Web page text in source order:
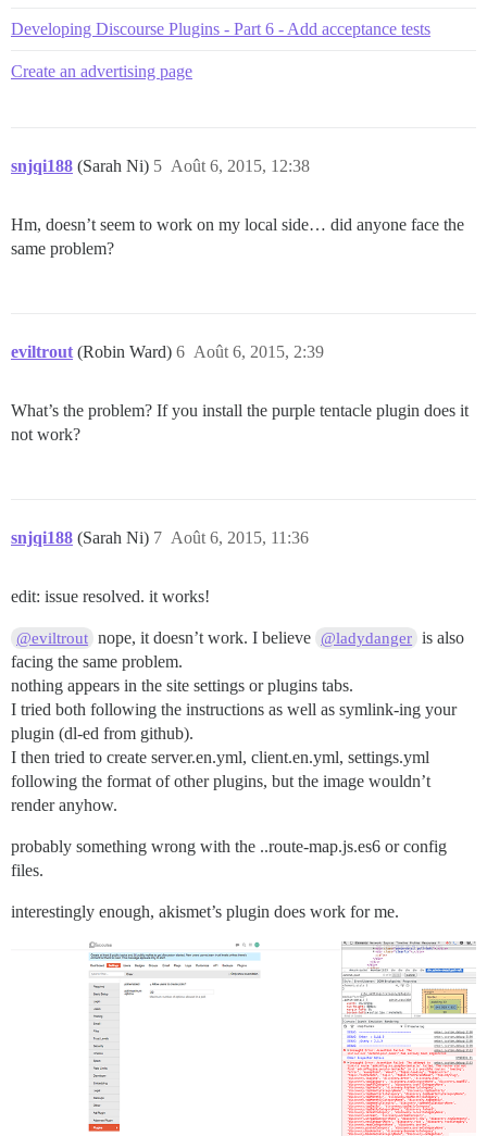
Developing Discourse Plugins - Part 6 - Add acceptance tests
Create an advertising page
snjqi188 (Sarah Ni) Août 6, 2015, 12:38
5
Hm, doesn’t seem to work on my local side… did anyone face the
same problem?
eviltrout (Robin Ward) Août 6, 2015, 2:39
6
What’s the problem? If you install the purple tentacle plugin does it
not work?
snjqi188 (Sarah Ni) Août 6, 2015, 11:36
7
edit: issue resolved. it works!
@eviltrout nope, it doesn’t work. I believe @ladydanger is also
facing the same problem.
nothing appears in the site settings or plugins tabs.
I tried both following the instructions as well as symlink-ing your
plugin (dl-ed from github).
I then tried to create server.en.yml, client.en.yml, settings.yml
following the format of other plugins, but the image wouldn’t
render anyhow.
probably something wrong with the ..route-map.js.es6 or config
files.
interestingly enough, akismet’s plugin does work for me.